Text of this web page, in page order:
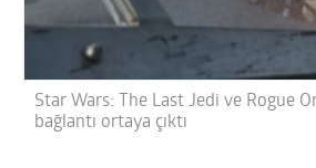
Star Wars: The Last Jedi ve Rogue
bağlantı ortaya çıktı